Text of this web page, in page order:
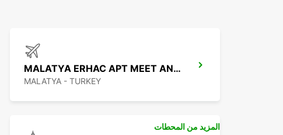
MALATYA ERHAC APT MEET AND GREET
MALATYA - TURKEY
المزيد من المحطات